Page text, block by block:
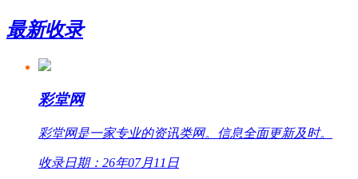
最新收录
彩堂网
彩堂网是一家专业的资讯类网。信息全面更新及时。
收录日期：26年07月11日